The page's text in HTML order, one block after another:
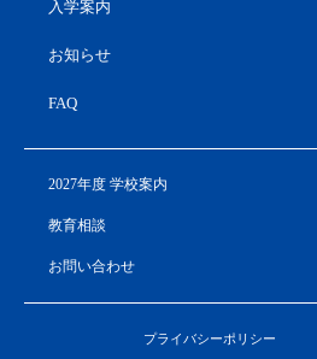
入学案内
お知らせ
FAQ
2027年度 学校案内
教育相談
お問い合わせ
プライバシーポリシー